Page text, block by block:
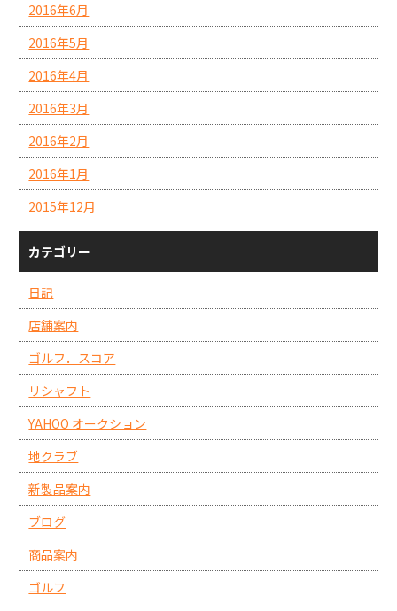
2016年6月
2016年5月
2016年4月
2016年3月
2016年2月
2016年1月
2015年12月
カテゴリー
日記
店舗案内
ゴルフ．スコア
リシャフト
YAHOO オークション
地クラブ
新製品案内
ブログ
商品案内
ゴルフ